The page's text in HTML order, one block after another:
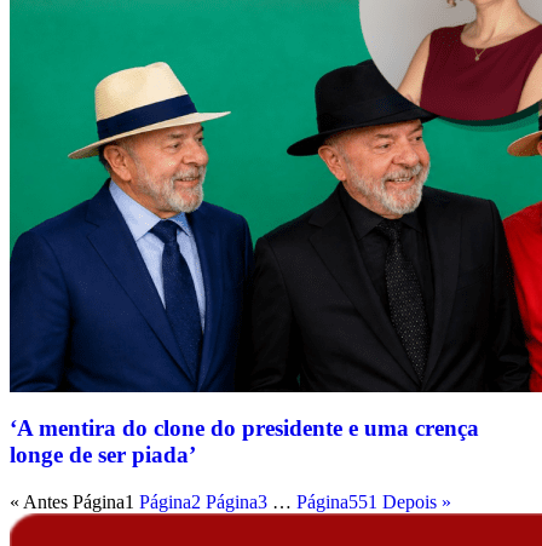
‘A mentira do clone do presidente e uma crença
longe de ser piada’
« Antes Página1 Página2 Página3 … Página551 Depois »